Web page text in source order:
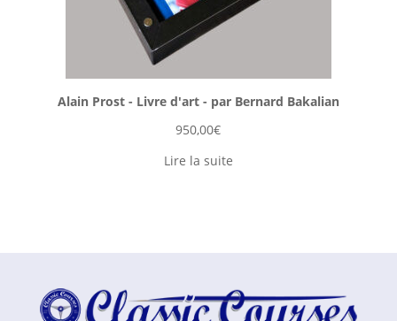
Alain Prost - Livre d'art - par Bernard Bakalian
950,00€
Lire la suite